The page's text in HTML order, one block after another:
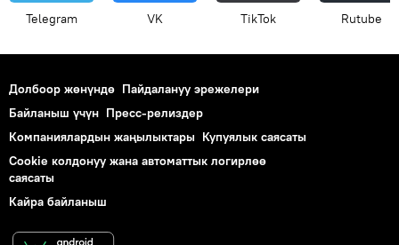
Telegram VK ТikТоk Rutube
Долбоор жөнүндө Пайдалануу эрежелери
Байланыш үчүн Пресс-релиздер
Компаниялардын жаңылыктары Купуялык саясаты
Cookie колдонуу жана автоматтык логирлөө
саясаты
Кайра байланыш